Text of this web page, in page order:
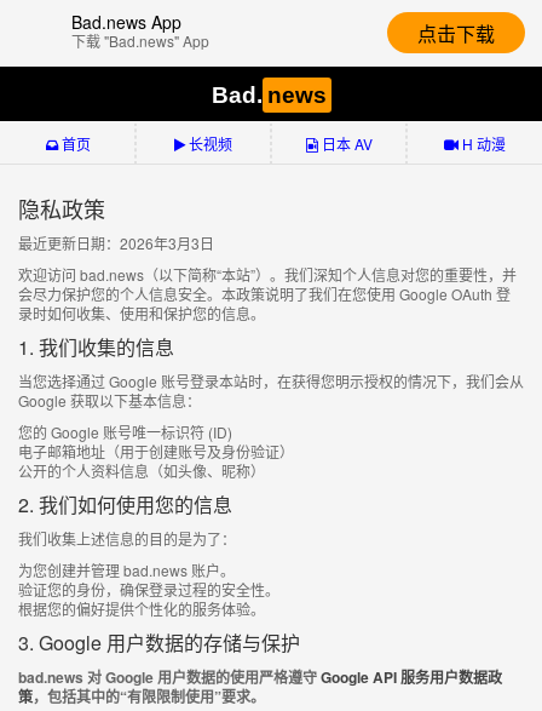
Bad.news App
下载 "Bad.news" App 点击下载
Bad. news
首页 长视频 日本 AV H 动漫
隐私政策
最近更新日期：2026年3月3日
欢迎访问 bad.news（以下简称“本站”）。我们深知个人信息对您的重要性，并
会尽力保护您的个人信息安全。本政策说明了我们在您使用 Google OAuth 登
录时如何收集、使用和保护您的信息。
1. 我们收集的信息
当您选择通过 Google 账号登录本站时，在获得您明示授权的情况下，我们会从
Google 获取以下基本信息：
您的 Google 账号唯一标识符 (ID)
电子邮箱地址（用于创建账号及身份验证）
公开的个人资料信息（如头像、昵称）
2. 我们如何使用您的信息
我们收集上述信息的目的是为了：
为您创建并管理 bad.news 账户。
验证您的身份，确保登录过程的安全性。
根据您的偏好提供个性化的服务体验。
3. Google 用户数据的存储与保护
bad.news 对 Google 用户数据的使用严格遵守Google API 服务用户数据政
策，包括其中的“有限限制使用”要求。